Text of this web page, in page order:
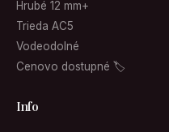
Hrubé 12 mm+
Trieda AC5
Vodeodolné
Cenovo dostupné 🏷
Info